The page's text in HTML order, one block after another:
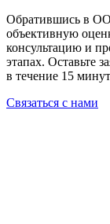
Обратившись в
объективную
консультацию и
этапах. Оставьте
в течение 15
Связаться с нами